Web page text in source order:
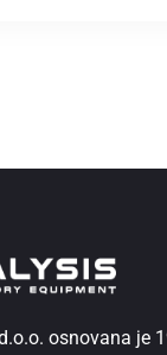
osnovana je